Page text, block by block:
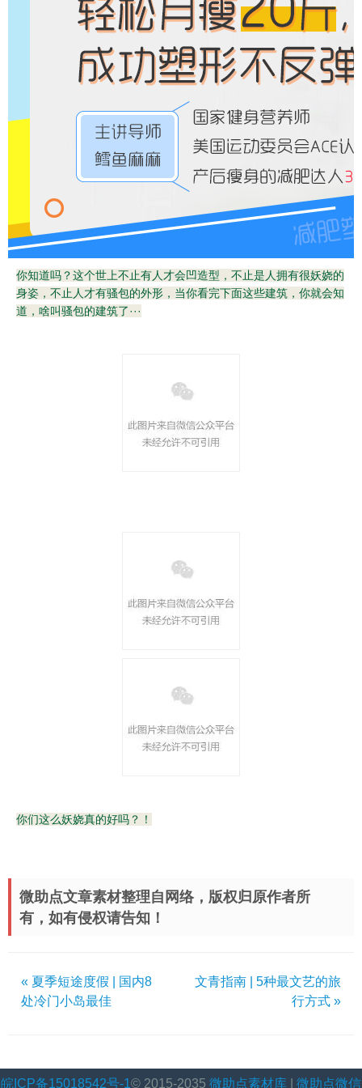
你知道吗？这个世上不止有人才会凹造型，不止是人拥有很妖娆的
身姿，不止人才有骚包的外形，当你看完下面这些建筑，你就会知
道，啥叫骚包的建筑了···
你们这么妖娆真的好吗？！
微助点文章素材整理自网络，版权归原作者所
有，如有侵权请告知！
« 夏季短途度假 | 国内8
处冷门小岛最佳
文青指南 | 5种最文艺的旅
行方式 »
皖ICP备15018542号-1© 2015-2035 微助点素材库 微助点微信